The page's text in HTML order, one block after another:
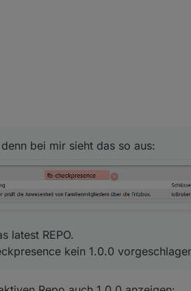
ein Update darüber. Welcher nun der
bei mir sieht das so aus:
bei mir sieht das so aus:
latest REPO.
kein 1.0.0